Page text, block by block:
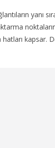
yanı
kapsar.